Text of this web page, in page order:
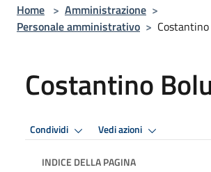
Home > Amministrazione >
Personale amministrativo >
Costantino
Condividi Vedi azioni
INDICE DELLA PAGINA